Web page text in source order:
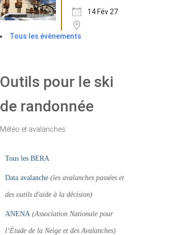
14 Fév 27
Tous les évènements
Outils pour le ski
de randonnée
Météo et avalanches
Tous les BERA
Data avalanche (les avalanches passées et
des outils d'aide à la décision)
ANENA (Association Nationale pour
l’Étude de la Neige et des Avalanches)